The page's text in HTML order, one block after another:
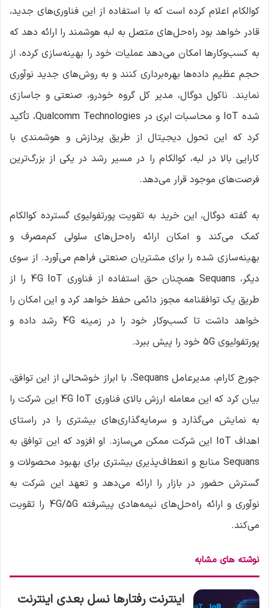
کوالکام اعلام کرده است که با استفاده از این فناوری‌های جدید،
قادر خواهد بود راه‌حل‌های متصل به لبه هوشمند را ارائه دهد که
به کسب‌وکارها امکان می‌دهد عملیات خود را بهینه‌سازی کرده، از
حجم عظیم داده‌ها بهره‌برداری کنند و به روش‌های جدید نوآوری
نمایند. ناکول دوگال، مدیر کل گروه خودرو، صنعتی و جاسازی
شده IoT و محاسبات ابری در Qualcomm Technologies، تأکید
کرد که این تحول دیجیتال از طریق پردازش و هوشمندی با
کارایی بالا در لبه، کوالکام را در مسیر رشد در یکی از بزرگ‌ترین
فرصت‌های موجود قرار می‌دهد.
به گفته دوگال، این خرید به تقویت پورتفولیوی گسترده کوالکام
کمک می‌کند و امکان ارائه راه‌حل‌های سلولی کم‌مصرف و
بهینه‌سازی شده را برای مشتریان صنعتی فراهم می‌آورد. از سوی
دیگر، Sequans همچنان حق استفاده از فناوری 4G IoT را از
طریق یک توافقنامه مجوز دائمی حفظ خواهد کرد و این امکان را
خواهد داشت تا کسب‌وکار خود را در زمینه 4G رشد داده و
پورتفولیوی 5G خود را پیش ببرد.
جورج کارام، مدیرعامل Sequans، با ابراز خوشحالی از این توافق،
بیان کرد که این معامله ارزش بالای فناوری 4G IoT این شرکت را
به نمایش می‌گذارد و سرمایه‌گذاری‌های بیشتری را در راستای
اهداف IoT این شرکت ممکن می‌سازد. او افزود که این توافق به
Sequans منابع و انعطاف‌پذیری بیشتری برای بهبود محصولات و
گسترش حضور در بازار را ارائه می‌دهد و تعهد این شرکت به
نوآوری و ارائه راه‌حل‌های نیمه‌هادی پیشرفته 4G/5G را تقویت
می‌کند.
نوشته های مشابه
اینترنت رفتارها نسل بعدی اینترنت